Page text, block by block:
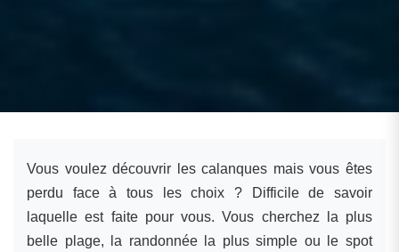
Vous voulez découvrir les calanques mais vous êtes
perdu face à tous les choix ? Difficile de savoir
laquelle est faite pour vous. Vous cherchez la plus
belle plage, la randonnée la plus simple ou le spot